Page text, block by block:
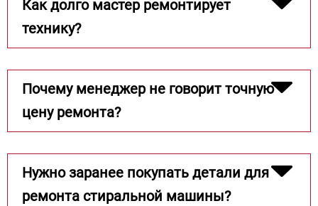
Как долго мастер ремонтирует
технику?
Почему менеджер не говорит точную
цену ремонта?
Нужно заранее покупать детали для
ремонта стиральной машины?